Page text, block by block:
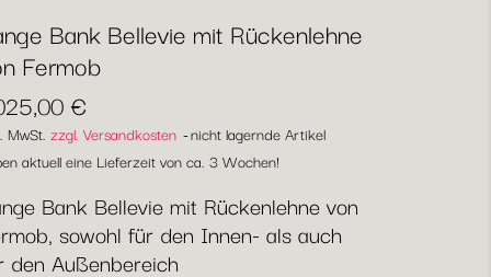
Bank Bellevie mit Rückenlehne
Fermob
€
MwSt. zzgl. Versandkosten nicht lagernde Artikel
aktuell eine Lieferzeit von ca. 3 Wochen!
Bank Bellevie mit Rückenlehne von
sowohl für den Innen- als auch
den Außenbereich